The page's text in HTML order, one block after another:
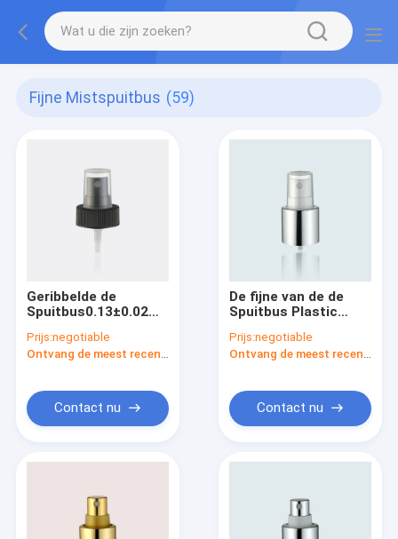
Fijne Mistspuitbus (59)
Geribbelde de
Spuitbus0.13±0.02ml/t
28/400 van de
persoonlijke
Prijs:negotiable
Ontvang de meest recente Prijs
Contact nu
De fijne van de de
Spuitbus Plastic
Mistwater Spuitbus
JY601-07J 24/415
Prijs:negotiable
Ontvang de meest recente Prijs
Contact nu